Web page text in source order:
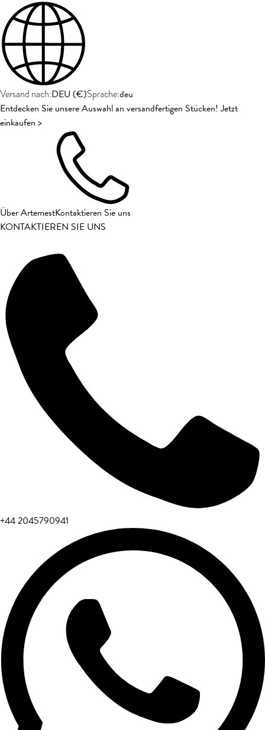
Versand nach:DEU (€)Sprache:deu
Entdecken Sie unsere Auswahl an versandfertigen Stücken! Jetzt
einkaufen >
Über ArtemestKontaktieren Sie uns
KONTAKTIEREN SIE UNS
+44 2045790941